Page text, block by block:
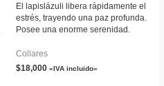
El lapislázuli libera rápidamente el
estrés, trayendo una paz profunda.
Posee una enorme serenidad.
Collares
$18,000 «IVA incluido»